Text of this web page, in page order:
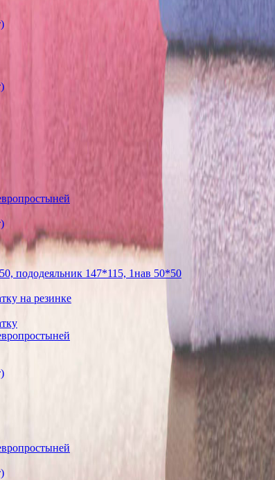
пододеяльник 147*115, 1нав 50*50
на резинке